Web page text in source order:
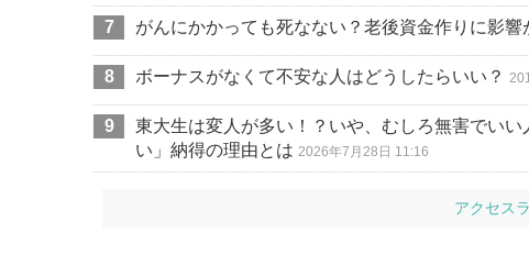
がんにかかっても死なない？老後資金作りに影響
ボーナスがなくて不安な人はどうしたらいい？
東大生は変人が多い！？いや、むしろ無害でい
い」納得の理由とは 2026年7月28日 11:16
アクセス